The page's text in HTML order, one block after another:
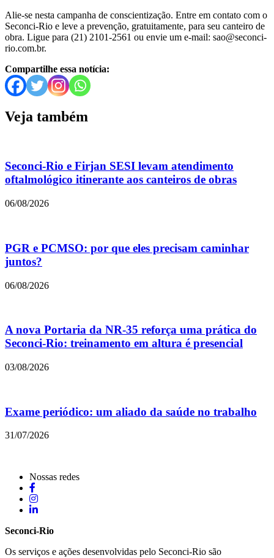
Alie-se nesta campanha de conscientização. Entre em contato com o
Seconci-Rio e leve a prevenção, gratuitamente, para seu canteiro de
obra. Ligue para (21) 2101-2561 ou envie um e-mail: sao@seconci-
rio.com.br.
Compartilhe essa notícia:
Veja também
Seconci-Rio e Firjan SESI levam atendimento
oftalmológico itinerante aos canteiros de obras
06/08/2026
PGR e PCMSO: por que eles precisam caminhar
juntos?
06/08/2026
A nova Portaria da NR-35 reforça uma prática do
Seconci-Rio: treinamento em altura é presencial
03/08/2026
Exame periódico: um aliado da saúde no trabalho
31/07/2026
Nossas redes
Seconci-Rio
Os serviços e ações desenvolvidas pelo Seconci-Rio são